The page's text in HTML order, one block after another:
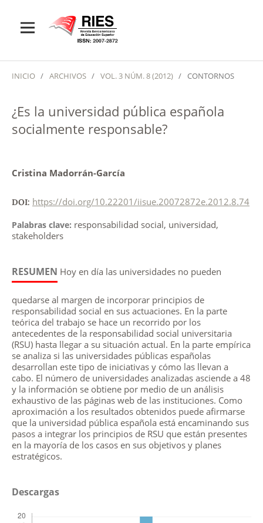
INICIO / ARCHIVOS / VOL. 3 NÚM. 8 (2012) / CONTORNOS
¿Es la universidad pública española
socialmente responsable?
Cristina Madorrán-García
DOI: https://doi.org/10.22201/iisue.20072872e.2012.8.74
Palabras clave: responsabilidad social, universidad,
stakeholders
RESUMEN Hoy en día las universidades no pueden
quedarse al margen de incorporar principios de
responsabilidad social en sus actuaciones. En la parte
teórica del trabajo se hace un recorrido por los
antecedentes de la responsabilidad social universitaria
(RSU) hasta llegar a su situación actual. En la parte empírica
se analiza si las universidades públicas españolas
desarrollan este tipo de iniciativas y cómo las llevan a
cabo. El número de universidades analizadas asciende a 48
y la información se obtiene por medio de un análisis
exhaustivo de las páginas web de las instituciones. Como
aproximación a los resultados obtenidos puede afirmarse
que la universidad pública española está encaminando sus
pasos a integrar los principios de RSU que están presentes
en la mayoría de los casos en sus objetivos y planes
estratégicos.
Descargas